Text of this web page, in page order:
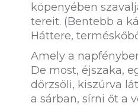
köpenyében
tereit. (Bentebb a
Háttere,
Amely a
De most, éjszaka,
dörzsöli, kiszúrva
a sárban, sírni őt a